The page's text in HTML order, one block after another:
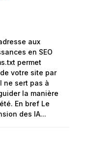
aux
en SEO
permet
votre site par
ne sert pas à
la manière
En bref Le
des IA...